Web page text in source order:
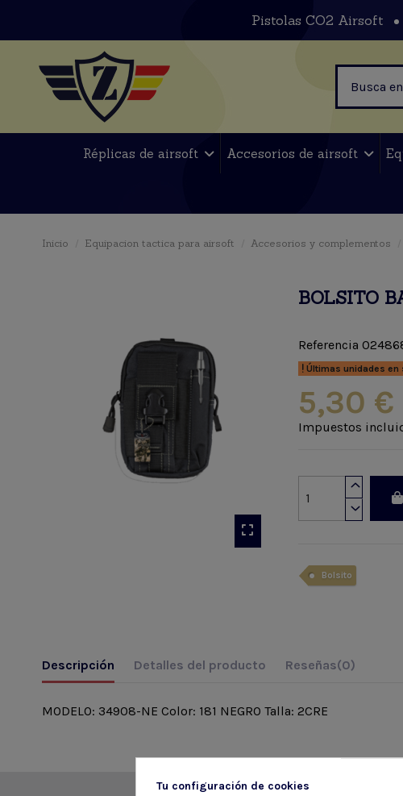
Pistolas CO2 Airsoft
Réplicas de airsoft Accesorios de airsoft
Inicio Equipacion tactica para airsoft Accesorios y complementos
BOLSITO
Referencia
Últimas unidades en
5,30 €
Impuestos
Bolsito
Descripción Detalles del producto Reseñas(0)
MODELO: 34908-NE Color: 181 NEGRO Talla: 2CRE
Tu configuración de cookies